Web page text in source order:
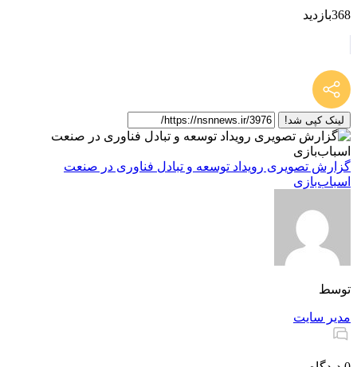
368بازدید
لینک کپی شد!
گزارش تصویری رویداد توسعه و تبادل فناوری در صنعت
اسباب‌بازی
توسط
مدیر سایت